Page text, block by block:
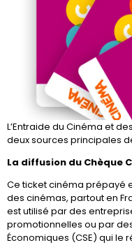
L’Entraide du Cinéma et
deux sources principales
La diffusion du Chèque
Ce ticket cinéma prépayé
des cinémas, partout en
est utilisé par des
promotionnelles ou par
Économiques (CSE) qui le